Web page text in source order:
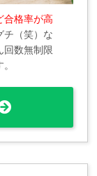
合格率が高
チ（笑）な
回数無制限